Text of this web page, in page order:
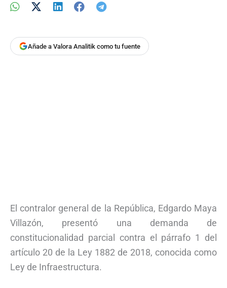
Añade a Valora Analitik como tu fuente
El contralor general de la República, Edgardo Maya
Villazón, presentó una demanda de
constitucionalidad parcial contra el párrafo 1 del
artículo 20 de la Ley 1882 de 2018, conocida como
Ley de Infraestructura.